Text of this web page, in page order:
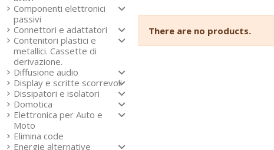
There are no products.
Componenti elettronici
passivi
Connettori e adattatori
Contenitori plastici e
metallici. Cassette di
derivazione.
Diffusione audio
Display e scritte scorrevoli
Dissipatori e isolatori
Domotica
Elettronica per Auto e
Moto
Elimina code
Energie alternative